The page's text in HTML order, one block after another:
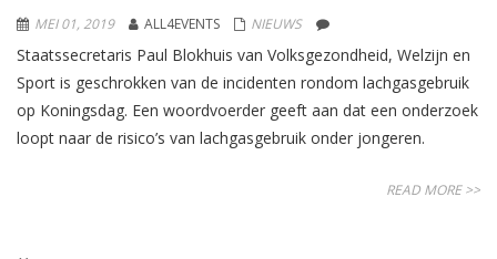
MEI 01, 2019 ALL4EVENTS NIEUWS
Staatssecretaris Paul Blokhuis van Volksgezondheid, Welzijn en
Sport is geschrokken van de incidenten rondom lachgasgebruik
op Koningsdag. Een woordvoerder geeft aan dat een onderzoek
loopt naar de risico’s van lachgasgebruik onder jongeren.
READ MORE >>